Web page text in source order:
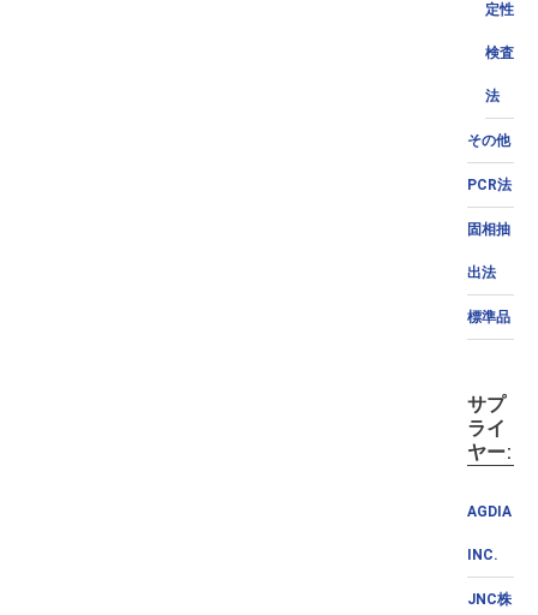
定性
検査
法
その他
PCR法
固相抽
出法
標準品
サプ
ライ
ヤー:
AGDIA
INC.
JNC株